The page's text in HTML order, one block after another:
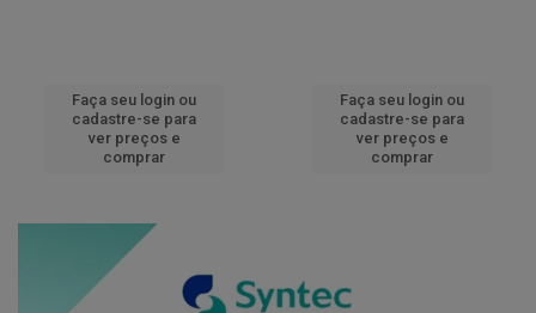
Faça seu login ou
cadastre-se para
ver preços e
comprar
Faça seu login ou
cadastre-se para
ver preços e
comprar